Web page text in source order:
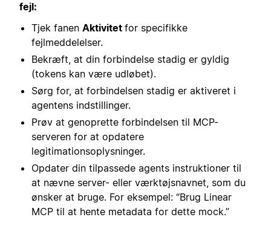
fejl:
Tjek fanen Aktivitet for specifikke
fejlmeddelelser.
Bekræft, at din forbindelse stadig er gyldig
(tokens kan være udløbet).
Sørg for, at forbindelsen stadig er aktiveret i
agentens indstillinger.
Prøv at genoprette forbindelsen til MCP-
serveren for at opdatere
legitimationsoplysninger.
Opdater din tilpassede agents instruktioner til
at nævne server- eller værktøjsnavnet, som du
ønsker at bruge. For eksempel: “Brug Linear
MCP til at hente metadata for dette mock.”